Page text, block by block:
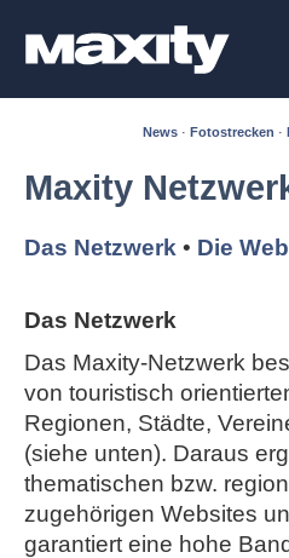
News · Fotostrecken ·
Maxity
Das Netzwerk • Die
Das Netzwerk
Das Maxity-Netzwerk
von touristisch
Regionen, Städte,
(siehe unten). Daraus
thematischen bzw.
zugehörigen Websites
garantiert eine hohe